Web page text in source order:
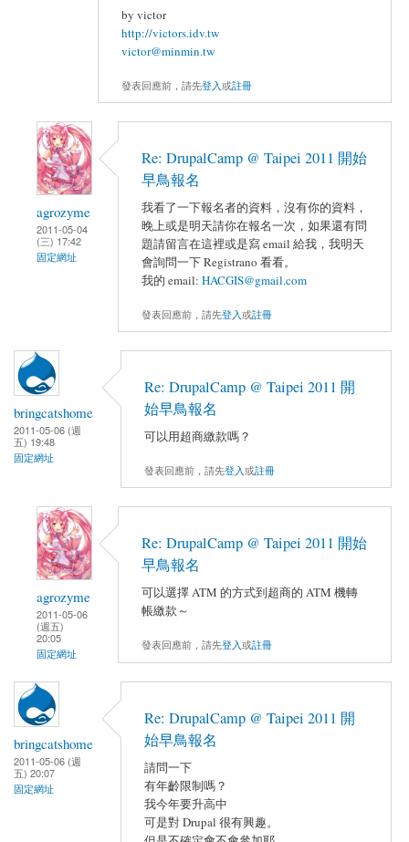
by victor
http://victors.idv.tw
victor@minmin.tw
發表回應前，請先登入或註冊
agrozyme
2011-05-04
(三) 17:42
固定網址
Re: DrupalCamp @ Taipei 2011 開始
早鳥報名
我看了一下報名者的資料，沒有你的資料，
晚上或是明天請你在報名一次，如果還有問
題請留言在這裡或是寫 email 給我，我明天
會詢問一下 Registrano 看看。
我的 email: HACGIS@gmail.com
發表回應前，請先登入或註冊
bringcatshome
2011-05-06 (週
五) 19:48
固定網址
Re: DrupalCamp @ Taipei 2011 開
始早鳥報名
可以用超商繳款嗎？
發表回應前，請先登入或註冊
agrozyme
2011-05-06
(週五)
20:05
固定網址
Re: DrupalCamp @ Taipei 2011 開始
早鳥報名
可以選擇 ATM 的方式到超商的 ATM 機轉
帳繳款～
發表回應前，請先登入或註冊
bringcatshome
2011-05-06 (週
五) 20:07
固定網址
Re: DrupalCamp @ Taipei 2011 開
始早鳥報名
請問一下
有年齡限制嗎？
我今年要升高中
可是對 Drupal 很有興趣。